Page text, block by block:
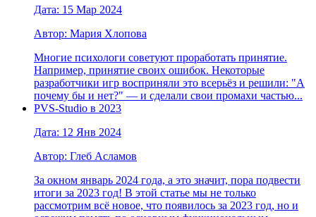
Дата: 15 Мар 2024
Автор: Мария Хлопова
Многие психологи советуют проработать принятие.
Например, принятие своих ошибок. Некоторые
разработчики игр восприняли это всерьёз и решили: "А
почему бы и нет?" — и сделали свои промахи частью...
PVS-Studio в 2023
Дата: 12 Янв 2024
Автор: Глеб Асламов
За окном январь 2024 года, а это значит, пора подвести
итоги за 2023 год! В этой статье мы не только
рассмотрим всё новое, что появилось за 2023 год, но и